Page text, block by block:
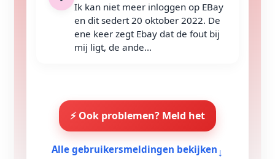
Ik kan niet meer inloggen op EBay
en dit sedert 20 oktober 2022. De
ene keer zegt Ebay dat de fout bij
mij ligt, de ande...
⚡ Ook problemen? Meld het
Alle gebruikersmeldingen bekijken ↓